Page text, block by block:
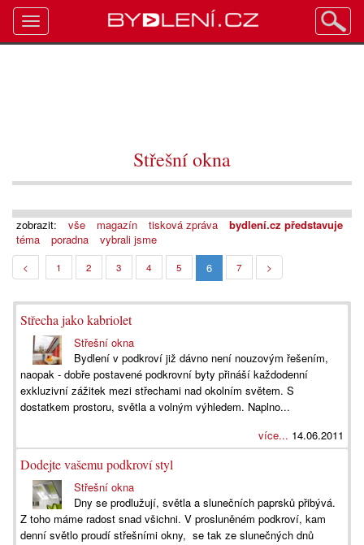
Střešní okna
zobrazit: vše magazín tisková zpráva
bydlení.cz představuje
téma
poradna vybrali jsme
< 1 2 3 4 5 6 7 >
Střecha jako kabriolet
Střešní okna
Bydlení v podkroví již dávno není nouzovým řešením,
naopak - dobře postavené podkrovní byty přináší každodenní
exkluzivní zážitek mezi střechami nad okolním světem. S
dostatkem prostoru, světla a volným výhledem. Naplno...
více... 14.06.2011
Dodejte vašemu podkroví styl
Střešní okna
Dny se prodlužují, světla a slunečních paprsků přibývá.
Z toho máme radost snad všichni. V prosluněném podkroví, kam
denní světlo proudí střešními okny, se tak ze slunečných dnů
Toggle
navigation